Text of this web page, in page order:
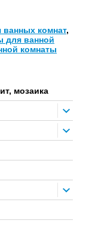
мозаика
ванных комнат,
для ванной
комнаты